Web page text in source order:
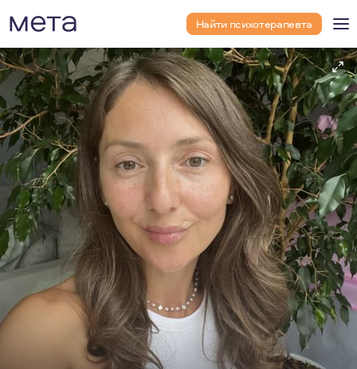
Найти психотерапевта